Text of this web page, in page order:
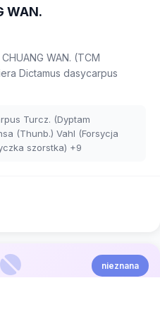
WAN.
WAN. (TCM
Dictamus dasycarpus
Turcz. (Dyptam
(Thunb.) Vahl (Forsycja
szorstka) +9
nieznana